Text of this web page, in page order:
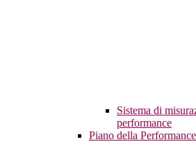
Sistema di
performance
Piano della Performance